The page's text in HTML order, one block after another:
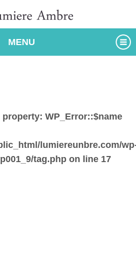
MENU
property: WP_Error::$name
lumiereunbre.com/
tag.php on line 17